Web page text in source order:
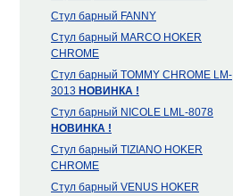
Стул барный FANNY
Стул барный MARCO HOKER
CHROME
Стул барный TOMMY CHROME LM-
3013 НОВИНКА !
Стул барный NICOLE LML-8078
НОВИНКА !
Стул барный TIZIANO HOKER
CHROME
Стул барный VENUS HOKER